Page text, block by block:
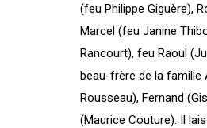
(feu Philippe Giguère),
Marcel (feu Janine
Rancourt), feu Raoul
beau-frère de la famille
Rousseau), Fernand
(Maurice Couture). Il